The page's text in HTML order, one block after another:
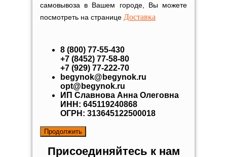
самовывоза в Вашем городе, Вы можете
посмотреть на странице Доставка
8 (800) 77-55-430
+7 (8452) 77-58-80
+7 (929) 77-222-70
begynok@begynok.ru
opt@begynok.ru
ИП Славнова Анна Олеговна
ИНН: 645119240868
ОГРН: 313645122500018
Присоединяйтесь к нам